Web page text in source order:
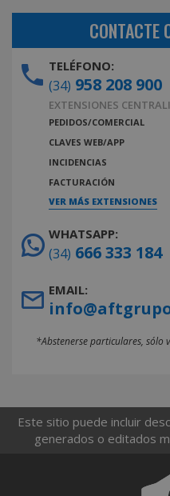
CONTACTE
TELÉFONO:
(34) 958 208 900
EXTENSIONES
PEDIDOS/COMERCIAL
CLAVES WEB/APP
INCIDENCIAS
FACTURACIÓN
VER MÁS EXTENSIONES
WHATSAPP:
(34) 666 333 184
EMAIL:
*Abstenerse particulares, sólo
Este sitio puede incluir
generados o editados